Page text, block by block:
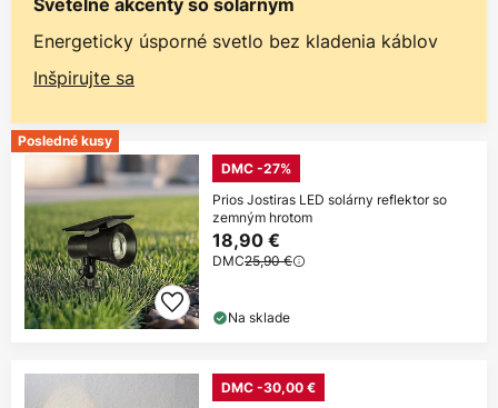
Svetelné akcenty so solárnym
Energeticky úsporné svetlo bez kladenia káblov
Inšpirujte sa
Posledné kusy
DMC -27%
Prios Jostiras LED solárny reflektor so
zemným hrotom
18,90 €
DMC25,90 €
Na sklade
DMC -30,00 €